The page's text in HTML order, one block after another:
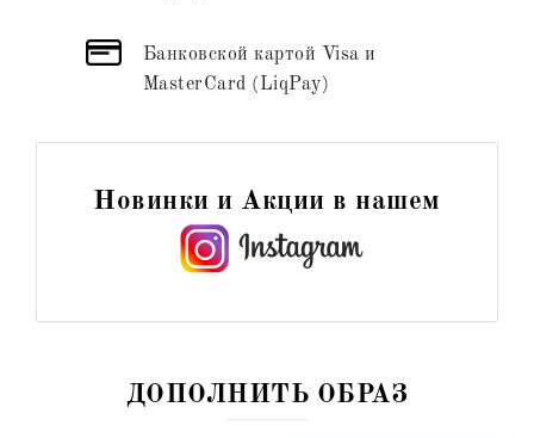
Банковской картой Visa и
MasterCard (LiqPay)
Новинки и Акции в нашем
ДОПОЛНИТЬ ОБРАЗ